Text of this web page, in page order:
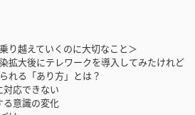
越えていくのに大切なこと＞
大後にテレワークを導入してみたけれど
る「あり方」とは？
対応できない
る意識の変化